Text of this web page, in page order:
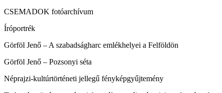
CSEMADOK fotóarchívum
Íróportrék
Görföl Jenő – A szabadságharc emlékhelyei a Felföldön
Görföl Jenő – Pozsonyi séta
Néprajzi-kultúrtörténeti jellegű fényképgyűjtemény